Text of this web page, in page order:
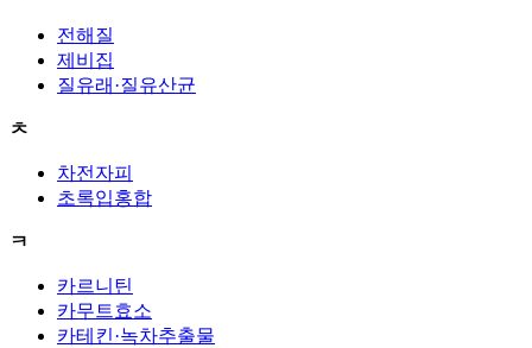
전해질
제비집
질유래·질유산균
ㅊ
차전자피
초록입홍합
ㅋ
카르니틴
카무트효소
카테킨·녹차추출물